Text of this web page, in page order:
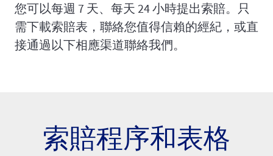
您可以每週 7 天、每天 24 小時提出索賠。只
需下載索賠表，聯絡您值得信賴的經紀，或直
接通過以下相應渠道聯絡我們。
索賠程序和表格